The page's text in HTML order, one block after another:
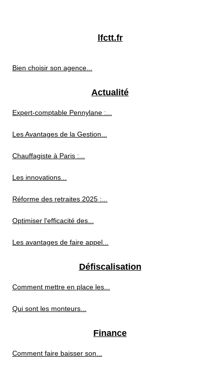
lfctt.fr
Bien choisir son agence...
Actualité
Expert-comptable Pennylane :...
Les Avantages de la Gestion...
Chauffagiste à Paris :...
Les innovations...
Réforme des retraites 2025 :...
Optimiser l'efficacité des...
Les avantages de faire appel...
Défiscalisation
Comment mettre en place les...
Qui sont les monteurs...
Finance
Comment faire baisser son...